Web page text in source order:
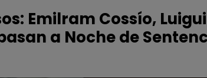
Emilram Cossío,
a Noche de